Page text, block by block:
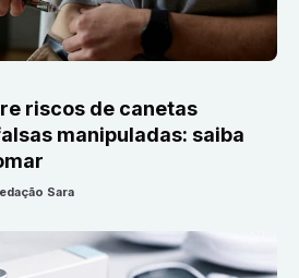
riscos de canetas
manipuladas: saiba
Sara